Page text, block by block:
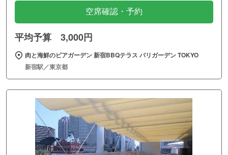
空席確認・予約
平均予算 3,000円
肉と海鮮のビアガーデン 新宿BBQテラス バリガーデン TOKYO
新宿駅／東京都